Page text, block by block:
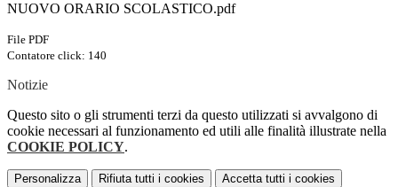
NUOVO ORARIO SCOLASTICO.pdf
File PDF
Contatore click: 140
Notizie
Questo sito o gli strumenti terzi da questo utilizzati si avvalgono di
cookie necessari al funzionamento ed utili alle finalità illustrate nella
COOKIE POLICY.
Personalizza Rifiuta tutti i cookies Accetta tutti i cookies